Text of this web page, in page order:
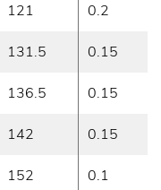
121 0.2
131.5 0.15
136.5 0.15
142 0.15
152 0.1